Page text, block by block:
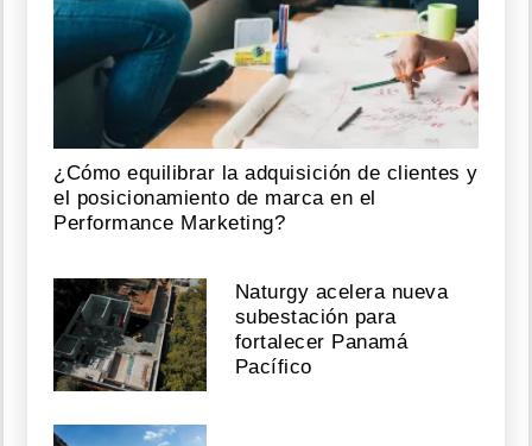
¿Cómo equilibrar la adquisición de clientes y
el posicionamiento de marca en el
Performance Marketing?
Naturgy acelera nueva
subestación para
fortalecer Panamá
Pacífico